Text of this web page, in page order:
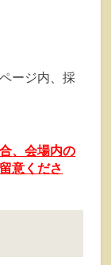
ージ内、採
、会場内の
意くださ